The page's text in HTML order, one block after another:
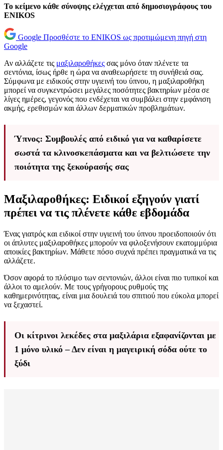
Το κείμενο κάθε σύνοψης ελέγχεται από δημοσιογράφους του
ENIKOS
Google Προσθέστε το ENIKOS ως προτιμώμενη πηγή στη
Google
Αν αλλάζετε τις μαξιλαροθήκες σας μόνο όταν πλένετε τα
σεντόνια, ίσως ήρθε η ώρα να αναθεωρήσετε τη συνήθειά σας.
Σύμφωνα με ειδικούς στην υγιεινή του ύπνου, η μαξιλαροθήκη
μπορεί να συγκεντρώσει μεγάλες ποσότητες βακτηρίων μέσα σε
λίγες ημέρες, γεγονός που ενδέχεται να συμβάλει στην εμφάνιση
ακμής, ερεθισμών και άλλων δερματικών προβλημάτων.
Ύπνος: Συμβουλές από ειδικό για να καθαρίσετε
σωστά τα κλινοσκεπάσματα και να βελτιώσετε την
ποιότητα της ξεκούρασής σας
Μαξιλαροθήκες: Ειδικοί εξηγούν γιατί
πρέπει να τις πλένετε κάθε εβδομάδα
Ένας γιατρός και ειδικοί στην υγιεινή του ύπνου προειδοποιούν ότι
οι άπλυτες μαξιλαροθήκες μπορούν να φιλοξενήσουν εκατομμύρια
αποικίες βακτηρίων. Μάθετε πόσο συχνά πρέπει πραγματικά να τις
αλλάζετε.
Όσον αφορά το πλύσιμο των σεντονιών, άλλοι είναι πιο τυπικοί και
άλλοι το αμελούν. Με τους γρήγορους ρυθμούς της
καθημερινότητας, είναι μια δουλειά του σπιτιού που εύκολα μπορεί
να ξεχαστεί.
Οι κίτρινοι λεκέδες στα μαξιλάρια εξαφανίζονται με
1 μόνο υλικό – Δεν είναι η μαγειρική σόδα ούτε το
ξύδι